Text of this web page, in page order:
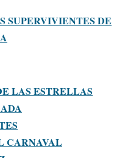
SUPERVIVIENTES DE
LAS ESTRELLAS
CARNAVAL